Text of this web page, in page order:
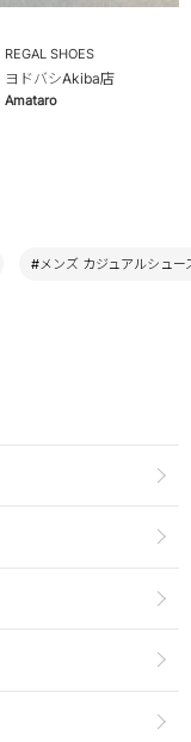
REGAL SHOES
ヨドバシAkiba店
Amataro
#メンズ カジュアルシュー